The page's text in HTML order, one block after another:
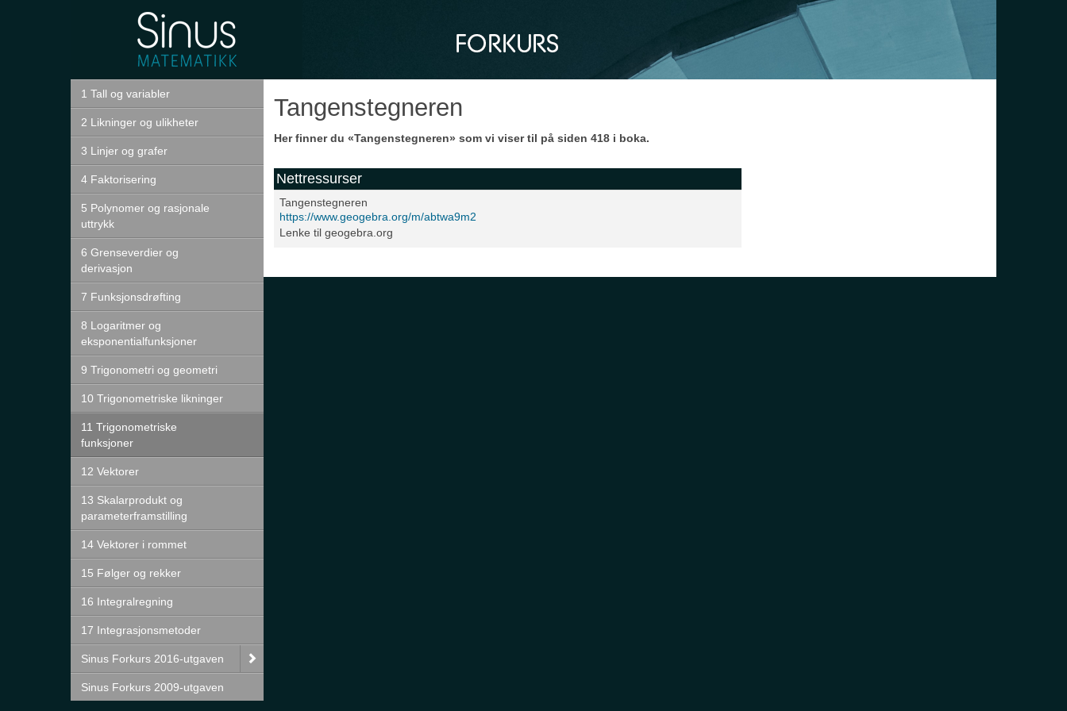
Forkurs
1 Tall og variabler
2 Likninger og ulikheter
3 Linjer og grafer
4 Faktorisering
5 Polynomer og rasjonale
uttrykk
6 Grenseverdier og
derivasjon
7 Funksjonsdrøfting
8 Logaritmer og
eksponentialfunksjoner
9 Trigonometri og geometri
10 Trigonometriske likninger
11 Trigonometriske
funksjoner
12 Vektorer
13 Skalarprodukt og
parameterframstilling
14 Vektorer i rommet
15 Følger og rekker
16 Integralregning
17 Integrasjonsmetoder
Sinus Forkurs 2016-utgaven
Sinus Forkurs 2009-utgaven
Tangenstegneren
Her finner du «Tangenstegneren» som vi viser til på siden 418 i boka.
Nettressurser
Tangenstegneren
https://www.geogebra.org/m/abtwa9m2
Lenke til geogebra.org